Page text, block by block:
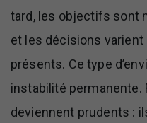
tard, les objectifs sont
et les décisions
présents. Ce type
instabilité permanente.
deviennent prudents :